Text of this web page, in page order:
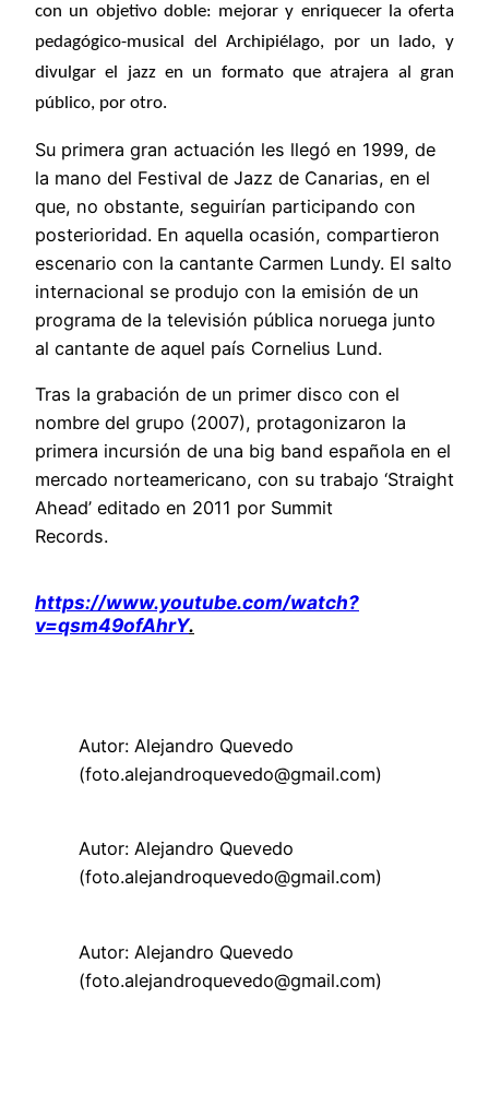
con un objetivo doble: mejorar y enriquecer la oferta
pedagógico-musical del Archipiélago, por un lado, y
divulgar el jazz en un formato que atrajera al gran
público, por otro.
Su primera gran actuación les llegó en 1999, de
la mano del Festival de Jazz de Canarias, en el
que, no obstante, seguirían participando con
posterioridad. En aquella ocasión, compartieron
escenario con la cantante Carmen Lundy. El salto
internacional se produjo con la emisión de un
programa de la televisión pública noruega junto
al cantante de aquel país Cornelius Lund.
Tras la grabación de un primer disco con el
nombre del grupo (2007), protagonizaron la
primera incursión de una big band española en el
mercado norteamericano, con su trabajo ‘Straight
Ahead’ editado en 2011 por Summit
Records.
https://www.youtube.com/watch?
v=qsm49ofAhrY.
Autor: Alejandro Quevedo
(foto.alejandroquevedo@gmail.com)
Autor: Alejandro Quevedo
(foto.alejandroquevedo@gmail.com)
Autor: Alejandro Quevedo
(foto.alejandroquevedo@gmail.com)